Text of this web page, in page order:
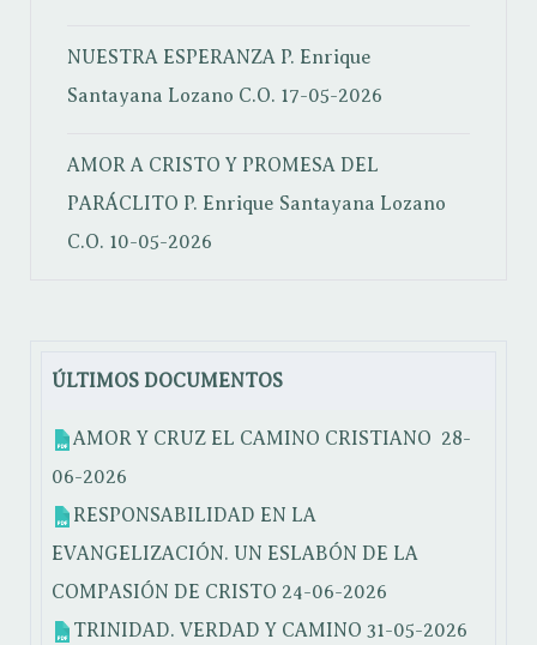
NUESTRA ESPERANZA P. Enrique
Santayana Lozano C.O. 17-05-2026
AMOR A CRISTO Y PROMESA DEL
PARÁCLITO P. Enrique Santayana Lozano
C.O. 10-05-2026
ÚLTIMOS DOCUMENTOS
AMOR Y CRUZ EL CAMINO CRISTIANO 28-
06-2026
RESPONSABILIDAD EN LA
EVANGELIZACIÓN. UN ESLABÓN DE LA
COMPASIÓN DE CRISTO 24-06-2026
TRINIDAD. VERDAD Y CAMINO 31-05-2026